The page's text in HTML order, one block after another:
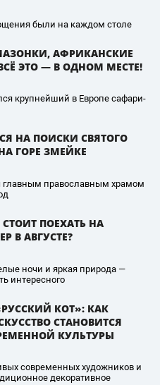
были на каждом столе
АФРИКАНСКИЕ
ЭТО — В ОДНОМ МЕСТЕ!
крупнейший в Европе сафари-
НА ПОИСКИ СВЯТОГО
ГОРЕ ЗМЕЙКЕ
православным храмом
ПОЕХАТЬ НА
В АВГУСТЕ?
ночи и яркая природа —
интересного
КОТ»: КАК
СТАНОВИТСЯ
КУЛЬТУРЫ
современных художников и
декоративное